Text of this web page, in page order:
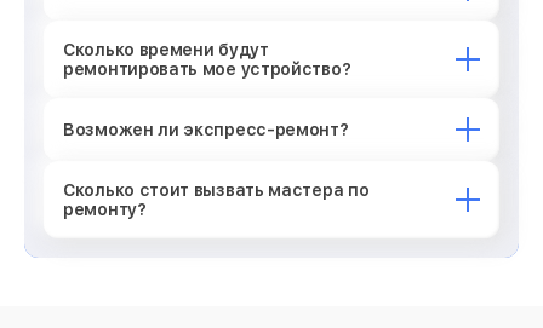
Сколько времени будут
ремонтировать мое устройство?
Возможен ли экспресс-ремонт?
Сколько стоит вызвать мастера по
ремонту?